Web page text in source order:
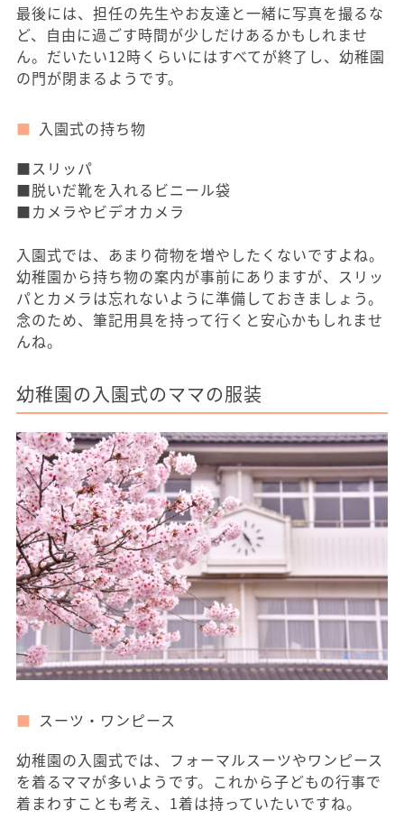
最後には、担任の先生やお友達と一緒に写真を撮るな
ど、自由に過ごす時間が少しだけあるかもしれませ
ん。だいたい12時くらいにはすべてが終了し、幼稚園
の門が閉まるようです。
入園式の持ち物
■スリッパ
■脱いだ靴を入れるビニール袋
■カメラやビデオカメラ
入園式では、あまり荷物を増やしたくないですよね。
幼稚園から持ち物の案内が事前にありますが、スリッ
パとカメラは忘れないように準備しておきましょう。
念のため、筆記用具を持って行くと安心かもしれませ
んね。
幼稚園の入園式のママの服装
スーツ・ワンピース
幼稚園の入園式では、フォーマルスーツやワンピース
を着るママが多いようです。これから子どもの行事で
着まわすことも考え、1着は持っていたいですね。